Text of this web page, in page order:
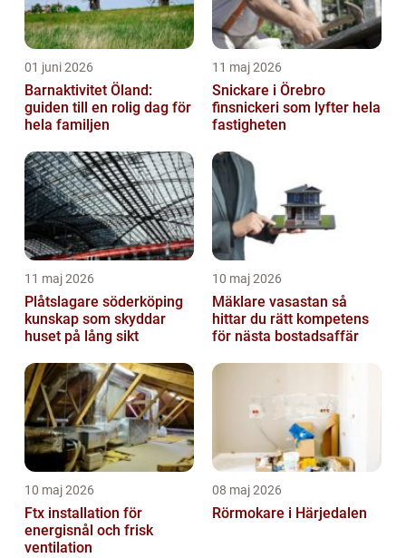
01 juni 2026
Barnaktivitet Öland:
guiden till en rolig dag för
hela familjen
11 maj 2026
Snickare i Örebro
finsnickeri som lyfter hela
fastigheten
11 maj 2026
Plåtslagare söderköping
kunskap som skyddar
huset på lång sikt
10 maj 2026
Mäklare vasastan så
hittar du rätt kompetens
för nästa bostadsaffär
10 maj 2026
Ftx installation för
energisnål och frisk
ventilation
08 maj 2026
Rörmokare i Härjedalen